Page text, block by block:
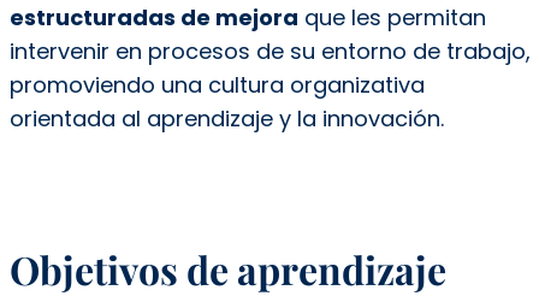
estructuradas de mejora que les permitan
intervenir en procesos de su entorno de trabajo,
promoviendo una cultura organizativa
orientada al aprendizaje y la innovación.
Objetivos de aprendizaje